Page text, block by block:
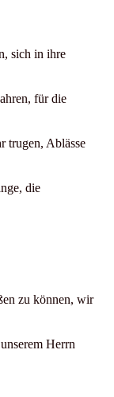
sich in ihre
für die
trugen, Ablässe
die
zu können, wir
Herrn